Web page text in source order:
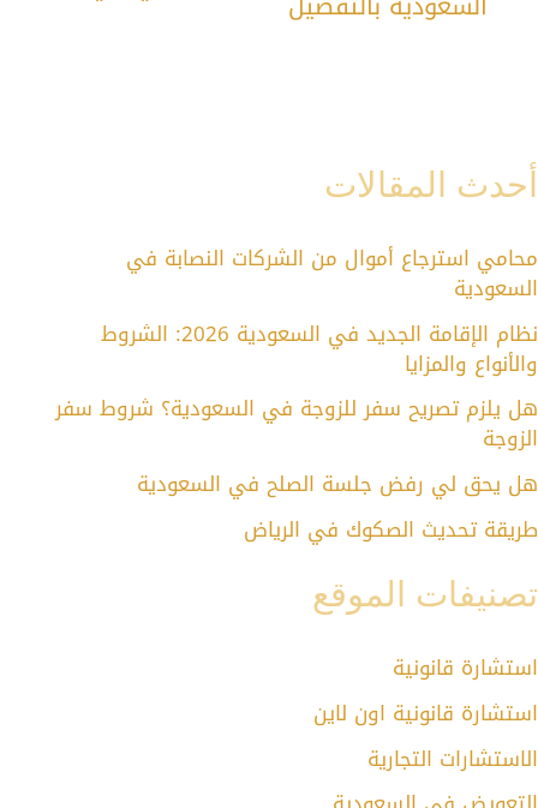
أحدث المقالات
محامي استرجاع أموال من الشركات النصابة في
السعودية
نظام الإقامة الجديد في السعودية 2026: الشروط
والأنواع والمزايا
هل يلزم تصريح سفر للزوجة في السعودية؟ شروط سفر
الزوجة
هل يحق لي رفض جلسة الصلح في السعودية
طريقة تحديث الصكوك في الرياض
تصنيفات الموقع
استشارة قانونية
استشارة قانونية اون لاين
الاستشارات التجارية